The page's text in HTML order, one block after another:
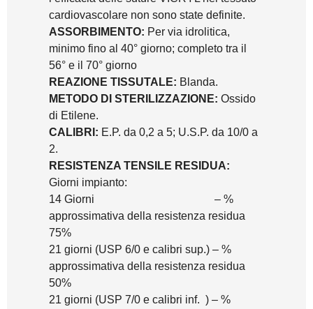
cardiovascolare non sono state definite.
ASSORBIMENTO: Per via idrolitica,
minimo fino al 40° giorno; completo tra il
56° e il 70° giorno
REAZIONE TISSUTALE: Blanda.
METODO DI STERILIZZAZIONE: Ossido
di Etilene.
CALIBRI: E.P. da 0,2 a 5; U.S.P. da 10/0 a
2.
RESISTENZA TENSILE RESIDUA:
Giorni impianto:
14 Giorni – %
approssimativa della resistenza residua
75%
21 giorni (USP 6/0 e calibri sup.) – %
approssimativa della resistenza residua
50%
21 giorni (USP 7/0 e calibri inf. ) – %